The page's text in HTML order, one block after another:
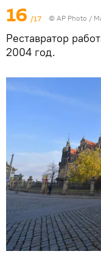
16 /17 © AP Photo /
Реставратор
2004 год.